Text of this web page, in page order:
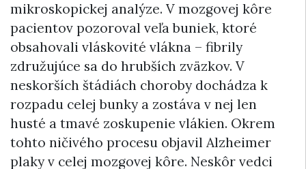
mikroskopickej analýze. V mozgovej kôre
pacientov pozoroval veľa buniek, ktoré
obsahovali vláskovité vlákna – fibrily
združujúce sa do hrubších zväzkov. V
neskorších štádiách choroby dochádza k
rozpadu celej bunky a zostáva v nej len
husté a tmavé zoskupenie vlákien. Okrem
tohto ničivého procesu objavil Alzheimer
plaky v celej mozgovej kôre. Neskôr vedci